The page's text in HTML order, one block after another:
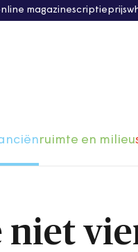
magazinescriptieprijs
ruimte en milieu
niet